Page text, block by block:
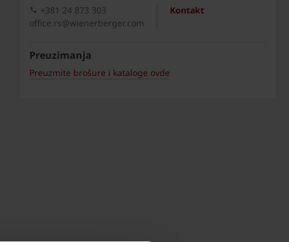
Kontakt
+381 24 873 303
office.rs@wienerberger.com
Preuzimanja
Preuzmite brošure i kataloge ovde